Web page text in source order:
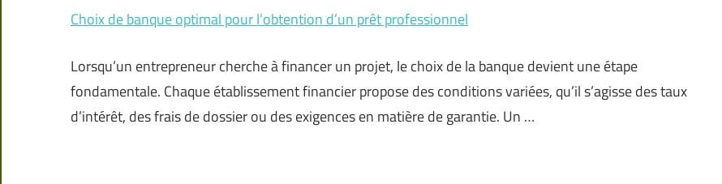
Choix de banque optimal pour l’obtention d’un prêt professionnel
Lorsqu’un entrepreneur cherche à financer un projet, le choix de la banque devient une étape
fondamentale. Chaque établissement financier propose des conditions variées, qu’il s’agisse des taux
d’intérêt, des frais de dossier ou des exigences en matière de garantie. Un …